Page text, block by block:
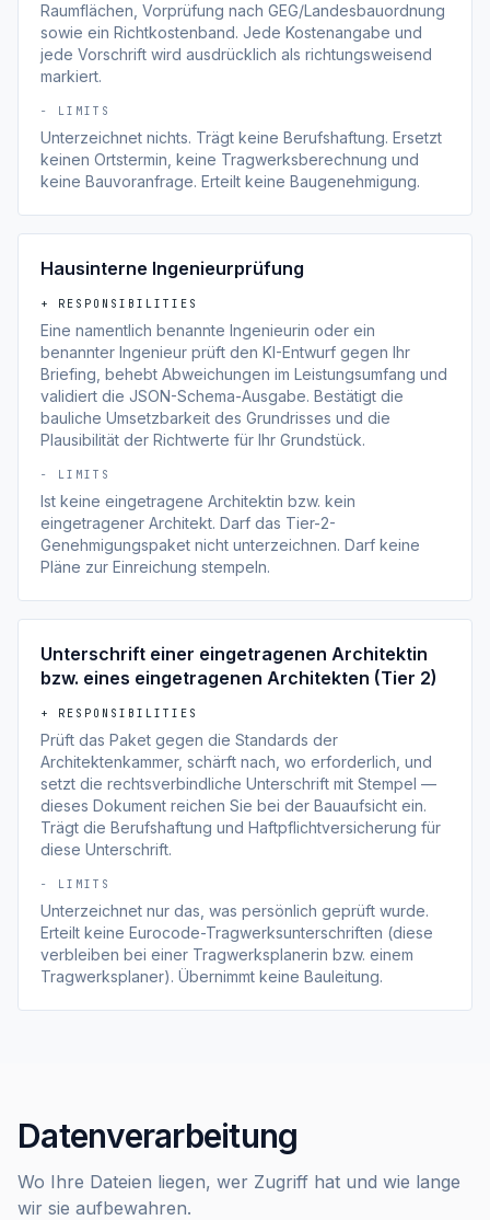
Raumflächen, Vorprüfung nach GEG/Landesbauordnung
sowie ein Richtkostenband. Jede Kostenangabe und
jede Vorschrift wird ausdrücklich als richtungsweisend
markiert.
− LIMITS
Unterzeichnet nichts. Trägt keine Berufshaftung. Ersetzt
keinen Ortstermin, keine Tragwerksberechnung und
keine Bauvoranfrage. Erteilt keine Baugenehmigung.
Hausinterne Ingenieurprüfung
+ RESPONSIBILITIES
Eine namentlich benannte Ingenieurin oder ein
benannter Ingenieur prüft den KI-Entwurf gegen Ihr
Briefing, behebt Abweichungen im Leistungsumfang und
validiert die JSON-Schema-Ausgabe. Bestätigt die
bauliche Umsetzbarkeit des Grundrisses und die
Plausibilität der Richtwerte für Ihr Grundstück.
− LIMITS
Ist keine eingetragene Architektin bzw. kein
eingetragener Architekt. Darf das Tier-2-
Genehmigungspaket nicht unterzeichnen. Darf keine
Pläne zur Einreichung stempeln.
Unterschrift einer eingetragenen Architektin
bzw. eines eingetragenen Architekten (Tier 2)
+ RESPONSIBILITIES
Prüft das Paket gegen die Standards der
Architektenkammer, schärft nach, wo erforderlich, und
setzt die rechtsverbindliche Unterschrift mit Stempel —
dieses Dokument reichen Sie bei der Bauaufsicht ein.
Trägt die Berufshaftung und Haftpflichtversicherung für
diese Unterschrift.
− LIMITS
Unterzeichnet nur das, was persönlich geprüft wurde.
Erteilt keine Eurocode-Tragwerksunterschriften (diese
verbleiben bei einer Tragwerksplanerin bzw. einem
Tragwerksplaner). Übernimmt keine Bauleitung.
Datenverarbeitung
Wo Ihre Dateien liegen, wer Zugriff hat und wie lange
wir sie aufbewahren.